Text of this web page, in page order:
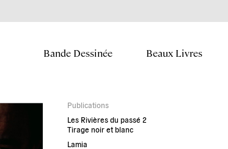
Bande Dessinée Beaux Livres
Publications
Les Rivières du passé 2
Tirage noir et blanc
Lamia